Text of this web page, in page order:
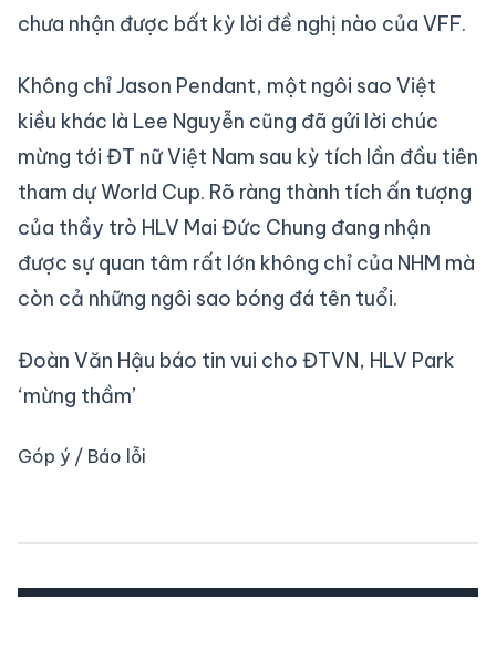
chưa nhận được bất kỳ lời đề nghị nào của VFF.
Không chỉ Jason Pendant, một ngôi sao Việt
kiều khác là Lee Nguyễn cũng đã gửi lời chúc
mừng tới ĐT nữ Việt Nam sau kỳ tích lần đầu tiên
tham dự World Cup. Rõ ràng thành tích ấn tượng
của thầy trò HLV Mai Đức Chung đang nhận
được sự quan tâm rất lớn không chỉ của NHM mà
còn cả những ngôi sao bóng đá tên tuổi.
Đoàn Văn Hậu báo tin vui cho ĐTVN, HLV Park
‘mừng thầm’
Góp ý / Báo lỗi